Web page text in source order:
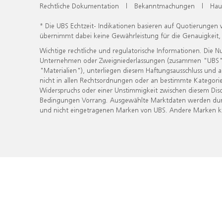
Rechtliche Dokumentation | Bekanntmachungen |
* Die UBS Echtzeit- Indikationen basieren auf
übernimmt dabei keine Gewährleistung für die
Wichtige rechtliche und regulatorische Informationen. Die
Unternehmen oder Zweigniederlassungen (zusammen
"Materialien"), unterliegen diesem Haftungsausschluss
nicht in allen Rechtsordnungen oder an bestimmte
Widerspruchs oder einer Unstimmigkeit zwischen diesem
Bedingungen Vorrang. Ausgewählte Marktdaten werden
und nicht eingetragenen Marken von UBS. Andere Marken